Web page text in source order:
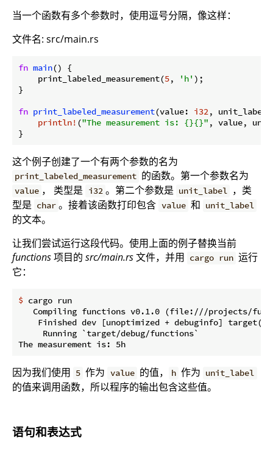
当一个函数有多个参数时，使用逗号分隔，像这样：
文件名: src/main.rs
fn main() {
    print_labeled_measurement(
5, 'h' );
}
fn print_labeled_measurement(value: i32,
println! ("The measurement is: {}{}" , value,
}
这个例子创建了一个有两个参数的名为
print_labeled_measurement 的函数。第一个参数名为
value ， 类型是 i32 。第二个参数是 unit_label ，类
型是 char 。接着该函数打印包含 value 和 unit_label
的文本。
让我们尝试运行这段代码。使用上面的例子替换当前
functions项目的 src/main.rs文件，并用 cargo run 运行
它：
$ cargo run
Compiling functions v0.1.0 (file:///projects/
Finished dev [unoptimized + debuginfo]
     Running `target/debug/functions`
因为我们使用 5 作为 value 的值， h 作为 unit_label
的值来调用函数，所以程序的输出包含这些值。
语句和表达式